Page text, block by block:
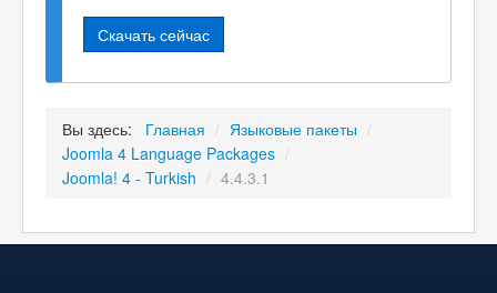
Скачать сейчас
Вы здесь: Главная / Языковые пакеты /
Joomla 4 Language Packages /
Joomla! 4 - Turkish / 4.4.3.1